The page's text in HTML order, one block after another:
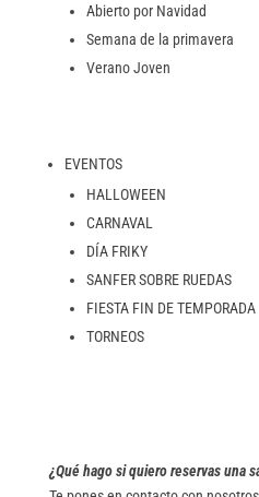
Abierto por Navidad
Semana de la primavera
Verano Joven
EVENTOS
HALLOWEEN
CARNAVAL
DÍA FRIKY
SANFER SOBRE RUEDAS
FIESTA FIN DE TEMPORADA
TORNEOS
¿Qué hago si quiero reservas una